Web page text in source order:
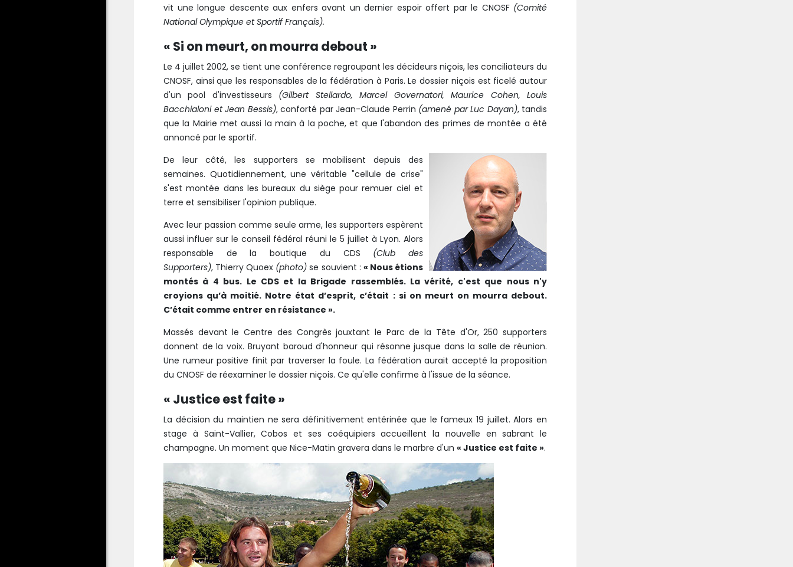
vit une longue descente aux enfers avant un dernier espoir offert par le CNOSF (Comité
National Olympique et Sportif Français).
« Si on meurt, on mourra debout »
Le 4 juillet 2002, se tient une conférence regroupant les décideurs niçois, les conciliateurs du
CNOSF, ainsi que les responsables de la fédération à Paris.Le dossier niçois est ficelé autour
d'un pool d'investisseurs (Gilbert Stellardo, Marcel Governatori, Maurice Cohen, Louis
Bacchialoni et Jean Bessis), conforté par Jean-Claude Perrin (amené par Luc Dayan), tandis
que la Mairie met aussi la main à la poche, et que l'abandon des primes de montée a été
annoncé par le sportif.
De leur côté, les supporters se mobilisent depuis des
semaines. Quotidiennement, une véritable "cellule de crise"
s'est montée dans les bureaux du siège pour remuer ciel et
terre et sensibiliser l'opinion publique.
Avec leur passion comme seule arme, les supporters espèrent
aussi influer sur le conseil fédéral réuni le 5 juillet à Lyon. Alors
responsable de la boutique du CDS (Club des
Supporters), Thierry Quoex (photo)se souvient : « Nous étions
montés à 4 bus. Le CDS et la Brigade rassemblés. La vérité, c'est que nous n'y
croyions qu’à moitié. Notre état d’esprit, c’était : si on meurt on mourra debout.
C’était comme entrer en résistance ».
Massés devant le Centre des Congrès jouxtant le Parc de la Tête d'Or, 250 supporters
donnent de la voix. Bruyant baroud d'honneur qui résonne jusque dans la salle de réunion.
Une rumeur positive finit par traverser la foule. La fédération aurait accepté la proposition
du CNOSF de réexaminer le dossier niçois. Ce qu'elle confirme à l'issue de la séance.
« Justice est faite »
La décision du maintien ne sera définitivement entérinée que le fameux 19 juillet. Alors en
stage à Saint-Vallier, Cobos et ses coéquipiers accueillent la nouvelle en sabrant le
champagne. Un moment que Nice-Matin gravera dans le marbre d'un « Justice est faite ».